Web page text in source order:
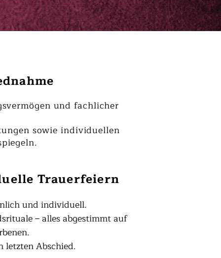
und fachlicher
sowie individuellen
Trauerfeiern
und individuell.
– alles abgestimmt auf
letzten Abschied.